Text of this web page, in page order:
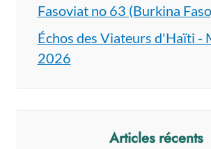
Fasoviat no 63 (Burkina
Échos des Viateurs d'Haïti -
2026
Articles récents